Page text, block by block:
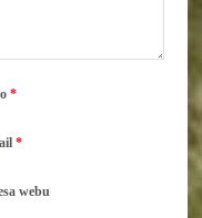
*
*
webu